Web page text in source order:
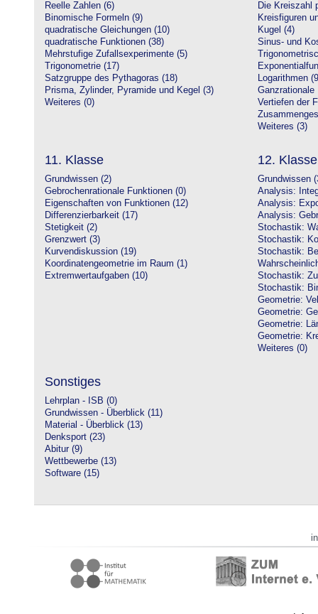
Reelle Zahlen (6)
Binomische Formeln (9)
quadratische Gleichungen (10)
quadratische Funktionen (38)
Mehrstufige Zufallsexperimente (5)
Trigonometrie (17)
Satzgruppe des Pythagoras (18)
Prisma, Zylinder, Pyramide und Kegel (3)
Weiteres (0)
Die Kreiszahl
Kreisfiguren
Kugel (4)
Sinus- und
Logarithmen
Ganzrationale
Vertiefen der
Weiteres (3)
11. Klasse
Grundwissen (2)
Gebrochenrationale Funktionen (0)
Eigenschaften von Funktionen (12)
Differenzierbarkeit (17)
Stetigkeit (2)
Grenzwert (3)
Kurvendiskussion (19)
Koordinatengeometrie im Raum (1)
Extremwertaufgaben (10)
12. Klasse
Grundwissen
Analysis:
Analysis:
Analysis:
Stochastik:
Stochastik:
Stochastik:
Stochastik:
Stochastik:
Geometrie:
Geometrie:
Geometrie:
Geometrie:
Weiteres (0)
Sonstiges
Lehrplan - ISB (0)
Grundwissen - Überblick (11)
Material - Überblick (13)
Denksport (23)
Abitur (9)
Wettbewerbe (13)
Software (15)